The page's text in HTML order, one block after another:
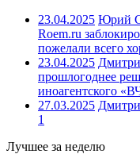
23.04.2025 Юрий
Roem.ru
пожелали всего
23.04.2025
прошлогоднее
иноагентского
27.03.2025
1
Лучшее за неделю